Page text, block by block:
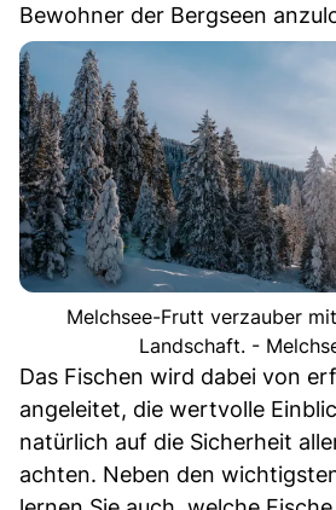
Bewohner der Bergseen
Melchsee-Frutt verzauber
Landschaft. -
Das Fischen wird dabei von
angeleitet, die wertvolle
natürlich auf die Sicherheit
achten. Neben den